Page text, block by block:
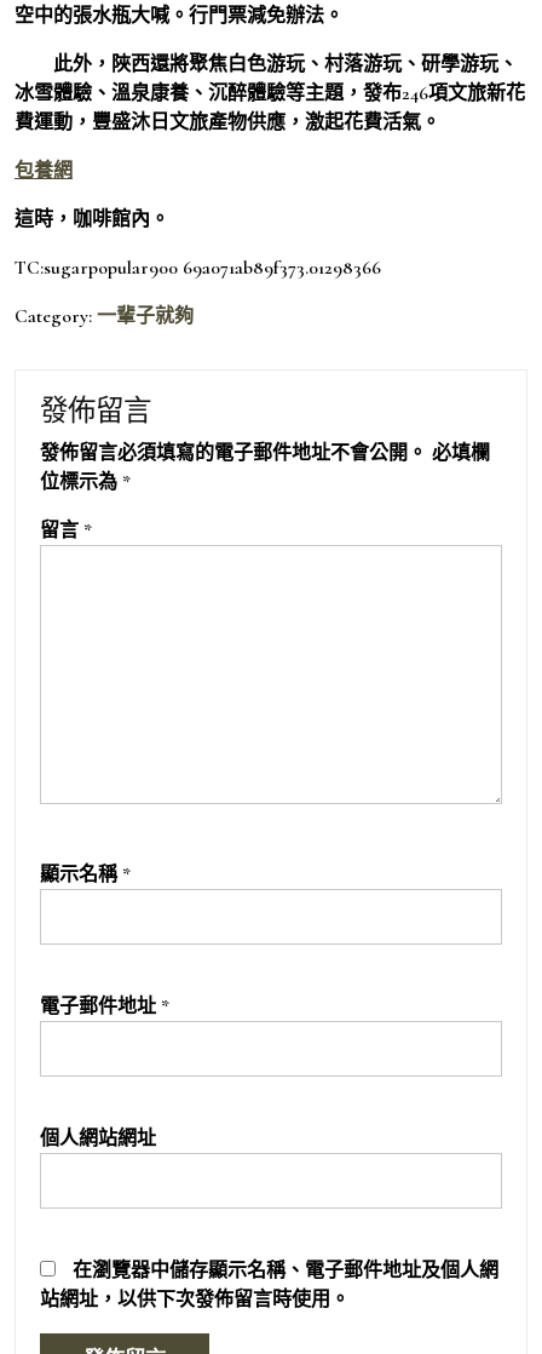
空中的張水瓶大喊。行門票減免辦法。
此外，陜西還將聚焦白色游玩、村落游玩、研學游玩、
冰雪體驗、溫泉康養、沉醉體驗等主題，發布246項文旅新花
費運動，豐盛沐日文旅產物供應，激起花費活氣。
包養網
這時，咖啡館內。
TC:sugarpopular900 69a071ab89f373.01298366
Category: 一輩子就夠
發佈留言
發佈留言必須填寫的電子郵件地址不會公開。 必填欄
位標示為 *
留言 *
顯示名稱 *
電子郵件地址 *
個人網站網址
在瀏覽器中儲存顯示名稱、電子郵件地址及個人網
站網址，以供下次發佈留言時使用。